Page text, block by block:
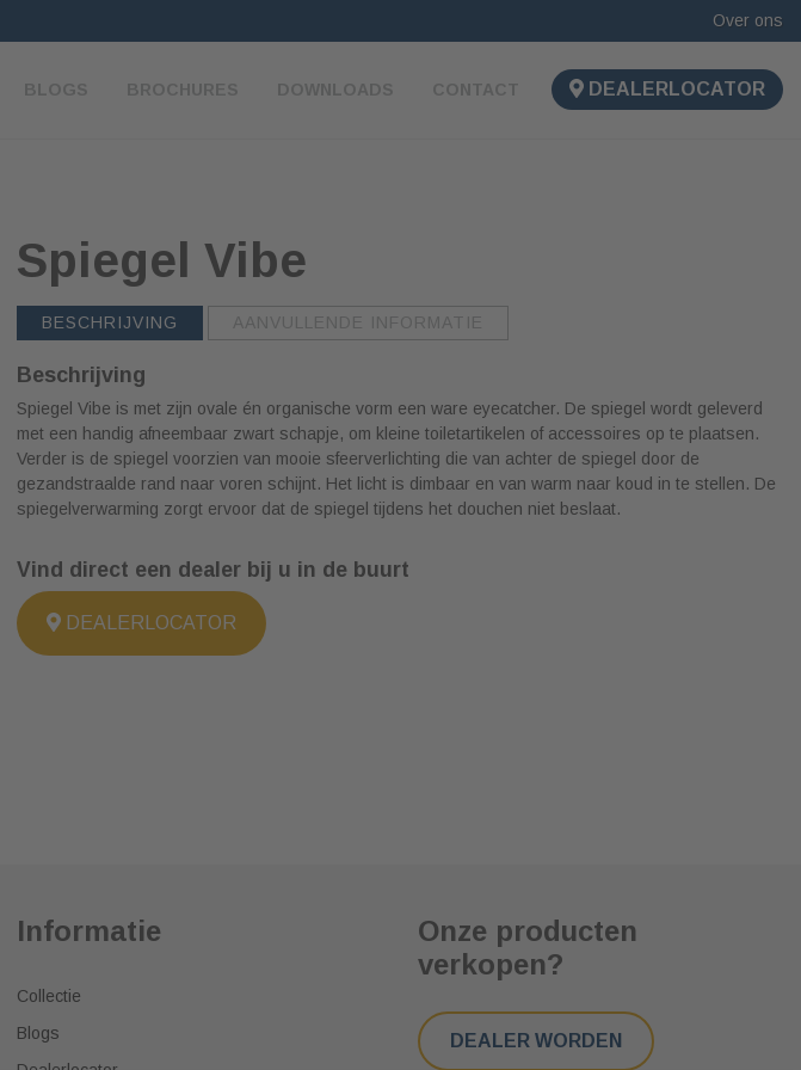
Over ons
BLOGS BROCHURES DOWNLOADS CONTACT DEALERLOCATOR
Spiegel Vibe
BESCHRIJVING AANVULLENDE INFORMATIE
Beschrijving
Spiegel Vibe is met zijn ovale én organische vorm een ware eyecatcher. De spiegel wordt geleverd
met een handig afneembaar zwart schapje, om kleine toiletartikelen of accessoires op te plaatsen.
Verder is de spiegel voorzien van mooie sfeerverlichting die van achter de spiegel door de
gezandstraalde rand naar voren schijnt. Het licht is dimbaar en van warm naar koud in te stellen. De
spiegelverwarming zorgt ervoor dat de spiegel tijdens het douchen niet beslaat.
Vind direct een dealer bij u in de buurt
DEALERLOCATOR
Informatie
Collectie
Blogs
Onze producten
verkopen?
DEALER WORDEN